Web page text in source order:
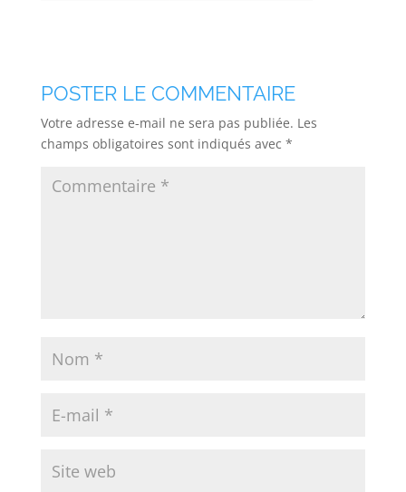
POSTER LE COMMENTAIRE
Votre adresse e-mail ne sera pas publiée. Les
champs obligatoires sont indiqués avec *